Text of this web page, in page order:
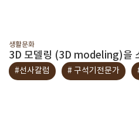
생활문화
3D 모델링 (3D modeling)을
#선사칼럼 # 구석기전문가